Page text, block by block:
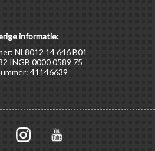
informatie:
NL8012 14 646 B01
INGB 0000 0589 75
41146639